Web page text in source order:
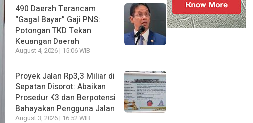
490 Daerah Terancam
“Gagal Bayar” Gaji PNS:
Potongan TKD Tekan
Keuangan Daerah
August 4, 2026 | 15:06 WIB
Proyek Jalan Rp3,3 Miliar di
Sepatan Disorot: Abaikan
Prosedur K3 dan Berpotensi
Bahayakan Pengguna Jalan
August 3, 2026 | 16:52 WIB